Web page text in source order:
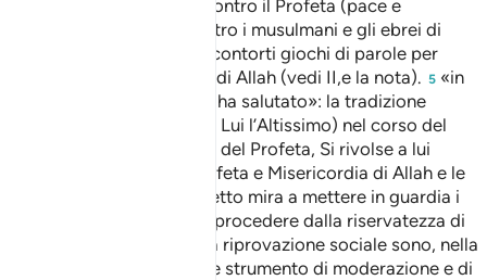
medinesi che tramavano contro il Profeta (pace e
benedizioni su di lui) e contro i musulmani e gli ebrei di
Medina che ricorrevano a contorti giochi di parole per
insultare vilmente l’Inviato di Allah (vedi II,e la nota). 5 «in
un modo in cui Allah non ti ha salutato»: la tradizione
riferisce che Allah (gloria a Lui l’Altissimo) nel corso del
Mi‘ràj, l’Ascensione al cielo del Profeta, Si rivolse a lui
dicendo: «Pace su te o Profeta e Misericordia di Allah e le
Il versetto mira a mettere in guardia i
credenti dal male che può procedere dalla riservatezza di
un colloquio. Il giudizio e la riprovazione sociale sono, nella
società islamica, un grande strumento di moderazione e di